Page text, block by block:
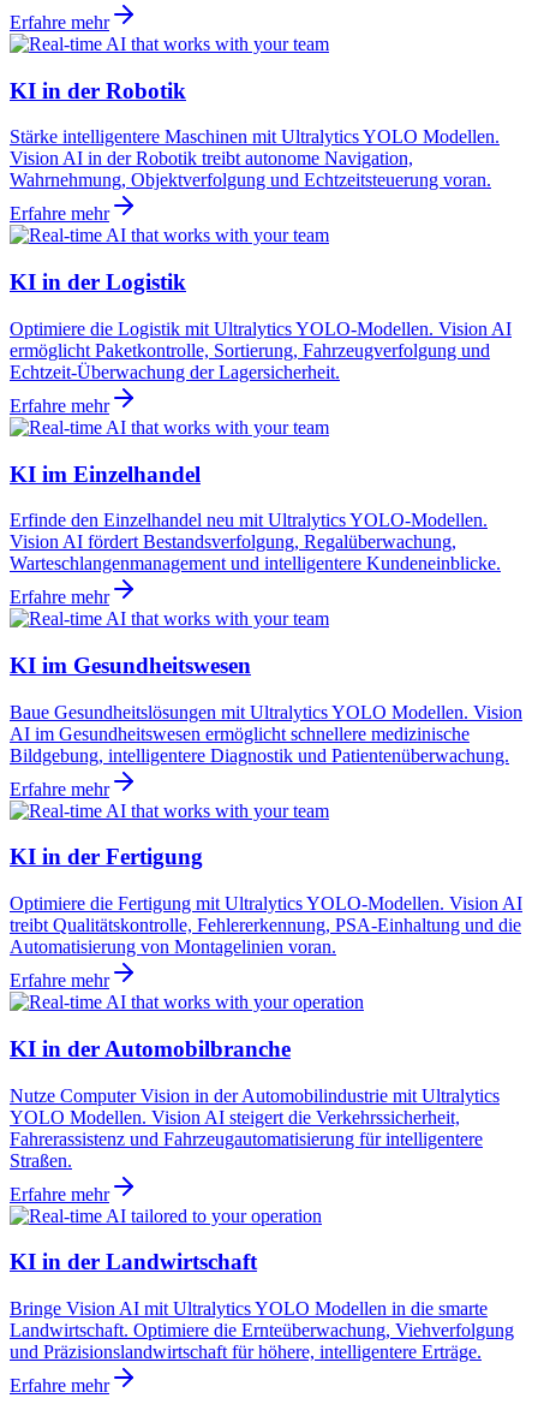
Erfahre mehr
KI in der Robotik
Stärke intelligentere Maschinen mit Ultralytics YOLO Modellen.
Vision AI in der Robotik treibt autonome Navigation,
Wahrnehmung, Objektverfolgung und Echtzeitsteuerung voran.
Erfahre mehr
KI in der Logistik
Optimiere die Logistik mit Ultralytics YOLO-Modellen. Vision AI
ermöglicht Paketkontrolle, Sortierung, Fahrzeugverfolgung und
Echtzeit-Überwachung der Lagersicherheit.
Erfahre mehr
KI im Einzelhandel
Erfinde den Einzelhandel neu mit Ultralytics YOLO-Modellen.
Vision AI fördert Bestandsverfolgung, Regalüberwachung,
Warteschlangenmanagement und intelligentere Kundeneinblicke.
Erfahre mehr
KI im Gesundheitswesen
Baue Gesundheitslösungen mit Ultralytics YOLO Modellen. Vision
AI im Gesundheitswesen ermöglicht schnellere medizinische
Bildgebung, intelligentere Diagnostik und Patientenüberwachung.
Erfahre mehr
KI in der Fertigung
Optimiere die Fertigung mit Ultralytics YOLO-Modellen. Vision AI
treibt Qualitätskontrolle, Fehlererkennung, PSA-Einhaltung und die
Automatisierung von Montagelinien voran.
Erfahre mehr
KI in der Automobilbranche
Nutze Computer Vision in der Automobilindustrie mit Ultralytics
YOLO Modellen. Vision AI steigert die Verkehrssicherheit,
Fahrerassistenz und Fahrzeugautomatisierung für intelligentere
Straßen.
Erfahre mehr
KI in der Landwirtschaft
Bringe Vision AI mit Ultralytics YOLO Modellen in die smarte
Landwirtschaft. Optimiere die Ernteüberwachung, Viehverfolgung
und Präzisionslandwirtschaft für höhere, intelligentere Erträge.
Erfahre mehr